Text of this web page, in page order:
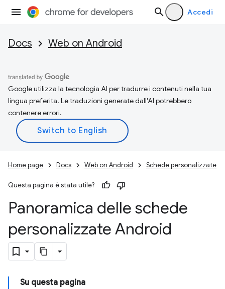
Accedi
Docs Web on Android
Google utilizza la tecnologia AI per tradurre i contenuti nella tua
lingua preferita. Le traduzioni generate dall'AI potrebbero
contenere errori.
Home page Docs Web on Android Schede personalizzate
Questa pagina è stata utile?
Panoramica delle schede
personalizzate Android
Su questa pagina